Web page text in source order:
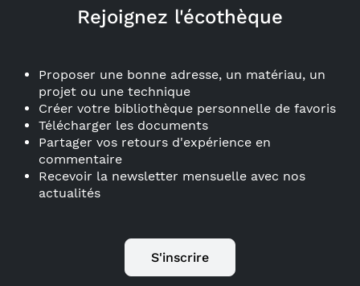
Rejoignez l'écothèque
Proposer une bonne adresse, un matériau, un
projet ou une technique
Créer votre bibliothèque personnelle de favoris
Télécharger les documents
Partager vos retours d'expérience en
commentaire
Recevoir la newsletter mensuelle avec nos
actualités
S'inscrire